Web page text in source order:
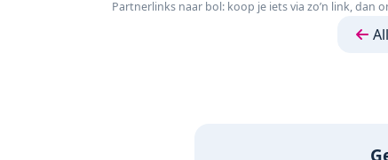
Aardse Kleuren
uitvaart,
andere gelegenheid
Partnerlinks naar bol: koop je iets via zo’n link, dan